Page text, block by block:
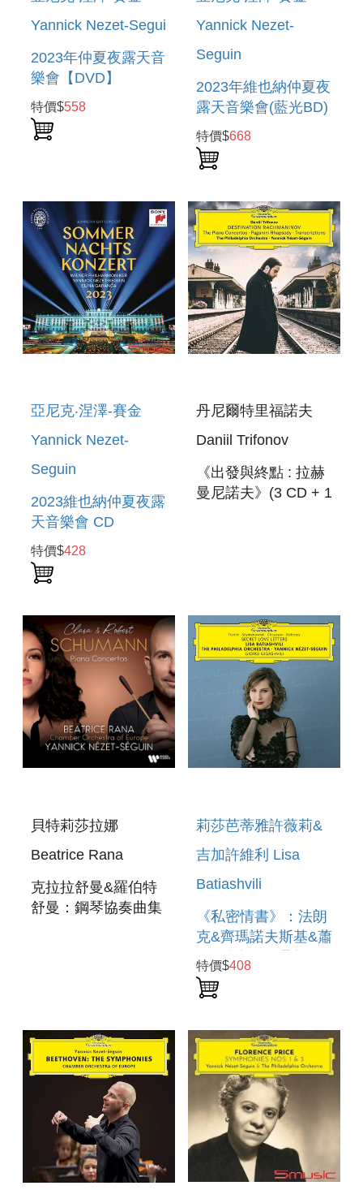
Yannick Nezet-Segui
2023年仲夏夜露天音
樂會【DVD】
SUMMER NIGHT
CONCERT 2022
(DVD)
特價$558
Yannick Nezet-
Seguin
2023年維也納仲夏夜
露天音樂會(藍光BD)
SUMMER NIGHT
CONCERT 2015
特價$668
亞尼克‧涅澤-賽金
Yannick Nezet-
Seguin
2023維也納仲夏夜露
天音樂會 CD
SUMMER NIGHT
CONCERT 2023
特價$428
丹尼爾特里福諾夫
Daniil Trifonov
《出發與終點 : 拉赫
曼尼諾夫》(3 CD + 1
貝特莉莎拉娜
Beatrice Rana
克拉拉舒曼&羅伯特
舒曼：鋼琴協奏曲集
CONCERTOS
莉莎芭蒂雅許薇莉&
吉加許維利 Lisa
Batiashvili
《私密情書》：法朗
克&齊瑪諾夫斯基&蕭
頌&德布西作品輯
SECRET LOVE
LETTERS :
‧ DEBUSS
特價$408